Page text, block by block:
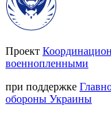
Проект
военнопленными
при поддержке
обороны Украины